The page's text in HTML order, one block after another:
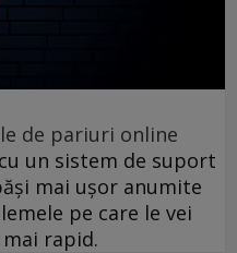
de pariuri online
un sistem de suport
mai ușor anumite
pe care le vei
rapid.